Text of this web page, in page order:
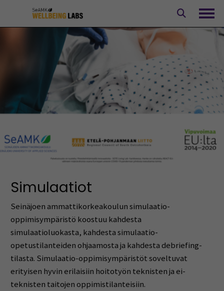
Simulaatiot
Seinäjoen ammattikorkeakoulun simulaatio-
oppimisympäristö koostuu kahdesta
simulaatioluokasta, kahdesta simulaatio-
opetustilanteiden ohjaamosta ja kahdesta debriefing-
tilasta. Simulaatio-oppimisympäristöt soveltuvat
erityisen hyvin erilaisiin hoitotyön teknisten ja ei-
teknisten taitojen oppimistilanteisiin.